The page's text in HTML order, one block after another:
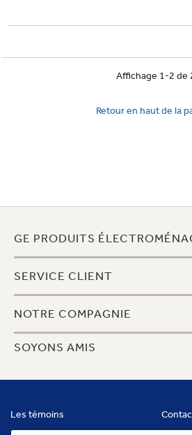
Affichage 1-2 de
Retour en haut de la
GE PRODUITS
SERVICE CLIENT
NOTRE COMPAGNIE
SOYONS AMIS
Les témoins